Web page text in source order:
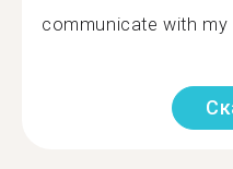
communicate with my